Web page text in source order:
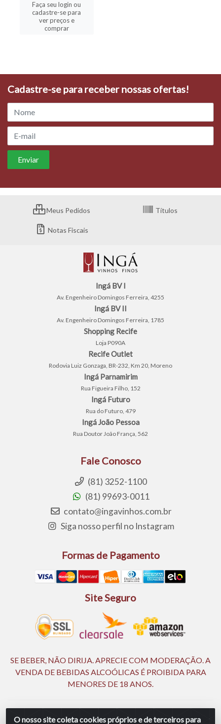
Faça seu login ou
cadastre-se para
ver preços e
comprar
O nosso site coleta cookies próprios e de terceiros para
Cadastre-se para receber nossas ofertas!
Meus Pedidos Títulos
Notas Fiscais
Ingá BV I
Av. Engenheiro Domingos Ferreira, 4255
Ingá BV II
Av. Engenheiro Domingos Ferreira, 1785
Shopping Recife
Loja P090A
Recife Outlet
Rodovia Luiz Gonzaga, BR-232, Km 20, Moreno
Ingá Parnamirim
Rua Figueira Filho, 152
Ingá Futuro
Rua do Futuro, 479
Ingá João Pessoa
Rua Doutor João França, 562
Fale Conosco
(81) 3252-1100
(81) 99693-0011
contato@ingavinhos.com.br
Siga nosso perfil no Instagram
Formas de Pagamento
Site Seguro
SE BEBER, NÃO DIRIJA. APRECIE COM MODERAÇÃO. A
VENDA DE BEBIDAS ALCOÓLICAS É PROIBIDA PARA
MENORES DE 18 ANOS.
Ingá Distribuidora Ltda | CNPJ 05.390.477/0002-25 - Rod BR